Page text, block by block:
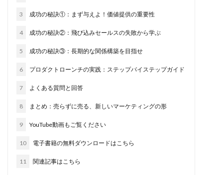
3 成功の秘訣①：まず与えよ！価値提供の重要性
4 成功の秘訣②：飛び込みセールスの失敗から学ぶ
5 成功の秘訣③：長期的な関係構築を目指せ
6 プロダクトローンチの実践：ステップバイステップガイド
7 よくある質問と回答
8 まとめ：売らずに売る、新しいマーケティングの形
9 YouTube動画もご覧ください
10 電子書籍の無料ダウンロードはこちら
11 関連記事はこちら